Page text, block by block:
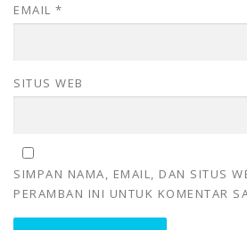
EMAIL *
SITUS WEB
SIMPAN NAMA, EMAIL, DAN SITUS
PERAMBAN INI UNTUK KOMENTAR